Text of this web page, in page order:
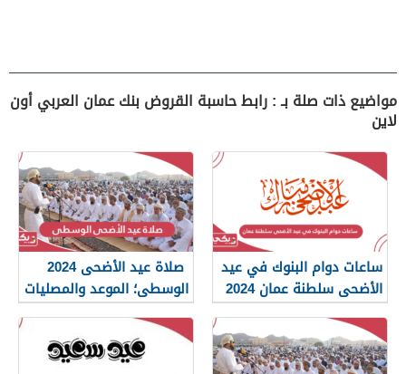
مواضيع ذات صلة بـ : رابط حاسبة القروض بنك عمان العربي أون
لاين
ساعات دوام البنوك في عيد
الأضحى سلطنة عمان 2024
صلاة عيد الأضحى 2024
الوسطى؛ الموعد والمصليات